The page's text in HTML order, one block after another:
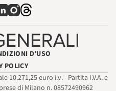
D’USO
POLICY
10.271,25 euro i.v. - Partita I.V.A. e
di Milano n. 08572490962